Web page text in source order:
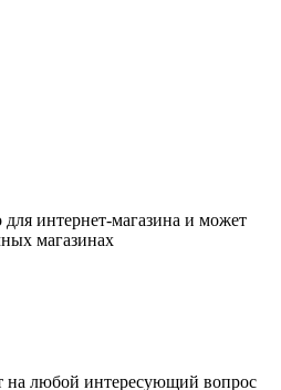
для интернет-магазина и может
магазинах
на любой интересующий вопрос